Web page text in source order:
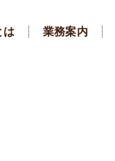
は 業務案内